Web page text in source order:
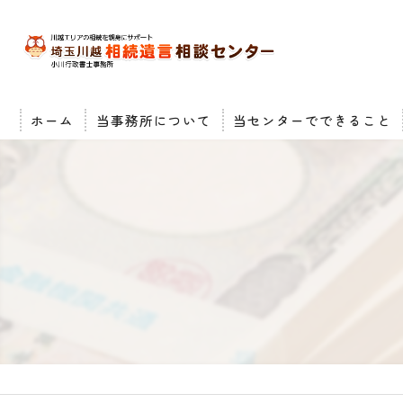
ホーム 当事務所について 当センターでできること